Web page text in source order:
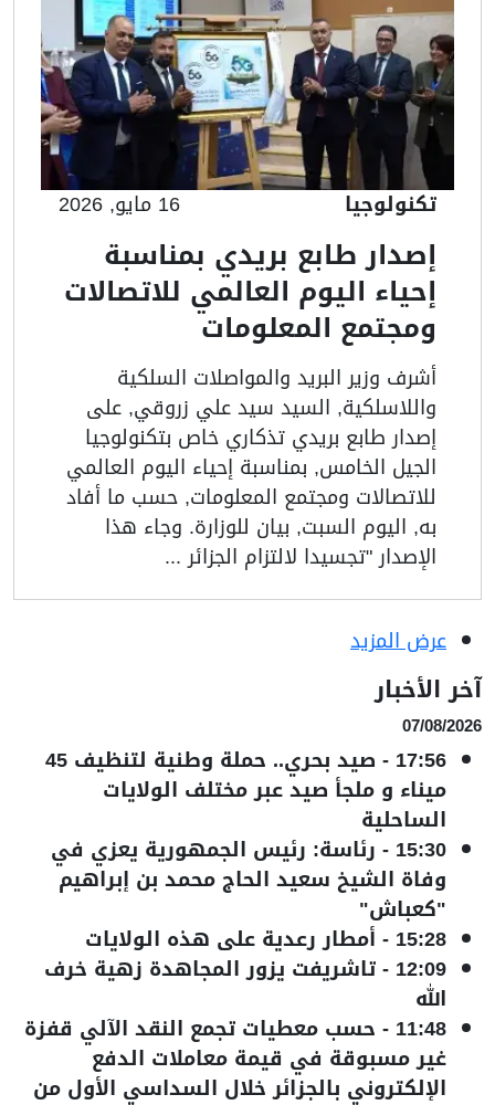
تكنولوجيا 16 مايو, 2026
إصدار طابع بريدي بمناسبة
إحياء اليوم العالمي للاتصالات
ومجتمع المعلومات
أشرف وزير البريد والمواصلات السلكية
واللاسلكية, السيد سيد علي زروقي, على
إصدار طابع بريدي تذكاري خاص بتكنولوجيا
الجيل الخامس, بمناسبة إحياء اليوم العالمي
للاتصالات ومجتمع المعلومات, حسب ما أفاد
به, اليوم السبت, بيان للوزارة. وجاء هذا
الإصدار "تجسيدا لالتزام الجزائر ...
عرض المزيد
آخر الأخبار
07/08/2026
17:56
- صيد بحري.. حملة وطنية لتنظيف 45
ميناء و ملجأ صيد عبر مختلف الولايات
الساحلية
15:30
- رئاسة: رئيس الجمهورية يعزي في
وفاة الشيخ سعيد الحاج محمد بن إبراهيم
"كعباش"
15:28
- أمطار رعدية على هذه الولايات
12:09
-تاشريفت يزور المجاهدة زهية خرف
الله
11:48
- حسب معطيات تجمع النقد الآلي قفزة
غير مسبوقة في قيمة معاملات الدفع
الإلكتروني بالجزائر خلال السداسي الأول من